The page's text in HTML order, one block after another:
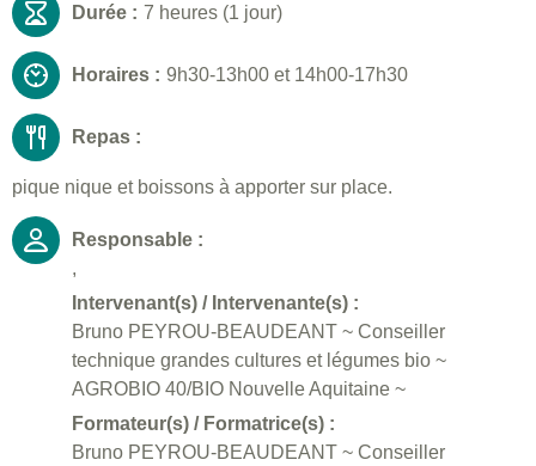
Durée : 7 heures (1 jour)
Horaires : 9h30-13h00 et 14h00-17h30
Repas :
pique nique et boissons à apporter sur place.
Responsable :
,
Intervenant(s) / Intervenante(s) :
Bruno PEYROU-BEAUDEANT ~ Conseiller
technique grandes cultures et légumes bio ~
AGROBIO 40/BIO Nouvelle Aquitaine ~
Formateur(s) / Formatrice(s) :
Bruno PEYROU-BEAUDEANT ~ Conseiller